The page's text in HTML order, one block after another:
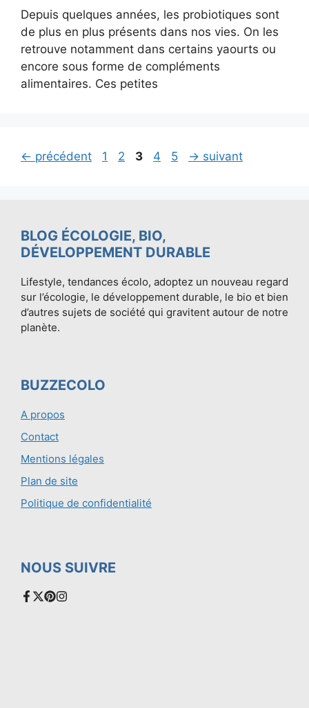
Depuis quelques années, les probiotiques sont
de plus en plus présents dans nos vies. On les
retrouve notamment dans certains yaourts ou
encore sous forme de compléments
alimentaires. Ces petites
← précédent Page
1 Page
2 Page
3 Page
4 Page
5 → suivant
BLOG ÉCOLOGIE, BIO,
DÉVELOPPEMENT DURABLE
Lifestyle, tendances écolo, adoptez un nouveau regard
sur l’écologie, le développement durable, le bio et bien
d’autres sujets de société qui gravitent autour de notre
planète.
BUZZECOLO
A propos
Contact
Mentions légales
Plan de site
Politique de confidentialité
NOUS SUIVRE